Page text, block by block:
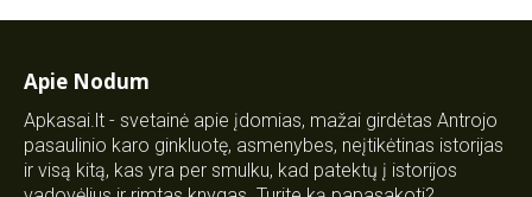
Apie Nodum
Apkasai.lt - svetainė apie įdomias, mažai girdėtas Antrojo
pasaulinio karo ginkluotę, asmenybes, neįtikėtinas istorijas
ir visą kitą, kas yra per smulku, kad patektų į istorijos